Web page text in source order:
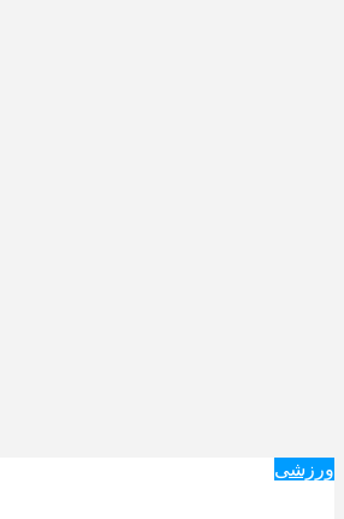
ورزشی